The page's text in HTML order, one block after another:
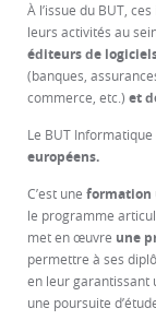
À l’issue du BUT,
leurs activités au
éditeurs de
(banques,
commerce, etc.) et
Le BUT
européens.
C’est une formation
le programme
met en œuvre une
permettre à ses
en leur garantissant
une poursuite